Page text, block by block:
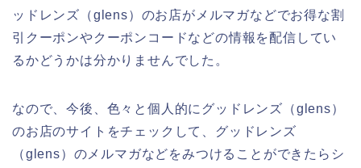
ッドレンズ（glens）のお店がメルマガなどでお得な割
引クーポンやクーポンコードなどの情報を配信してい
るかどうかは分かりませんでした。
なので、今後、色々と個人的にグッドレンズ（glens）
のお店のサイトをチェックして、グッドレンズ
（glens）のメルマガなどをみつけることができたらシ